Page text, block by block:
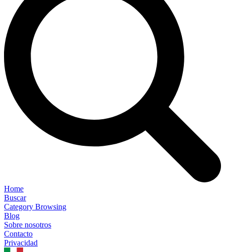
Home
Buscar
Category Browsing
Blog
Sobre nosotros
Contacto
Privacidad